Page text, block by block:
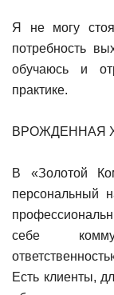
Я не могу
потребность
обучаюсь и
практике.
ВРОЖДЕННАЯ
В «Золотой
персональный
себе
Есть клиенты,